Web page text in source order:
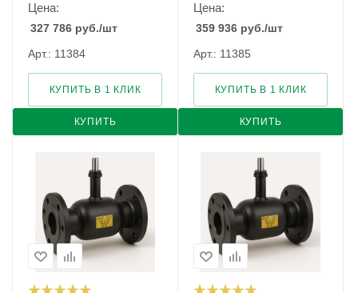
Цена:
327 786 руб./шт
Арт.: 11384
КУПИТЬ
КУПИТЬ В 1 КЛИК
Цена:
359 936 руб./шт
Арт.: 11385
КУПИТЬ
КУПИТЬ В 1 КЛИК